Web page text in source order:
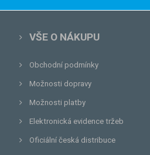
VŠE O NÁKUPU
Obchodní podmínky
Možnosti dopravy
Možnosti platby
Elektronická evidence tržeb
Oficiální česká distribuce